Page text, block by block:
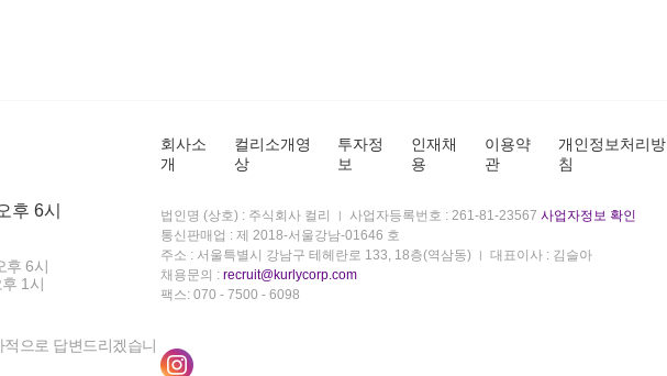
후 6시
후 6시
1시
으로 답변드리겠습니
회사소
개
컬리소개영
상
투자정
보
인재채
용
이용약
관
개인정보처리방
침
법인명 (상호) : 주식회사 컬리 사업자등록번호 : 261-81-23567 사업자정보 확인
통신판매업 : 제 2018-서울강남-01646 호
주소 : 서울특별시 강남구 테헤란로 133, 18층(역삼동)
대표이사 : 김슬아
채용문의 : recruit@kurlycorp.com
팩스: 070 - 7500 - 6098